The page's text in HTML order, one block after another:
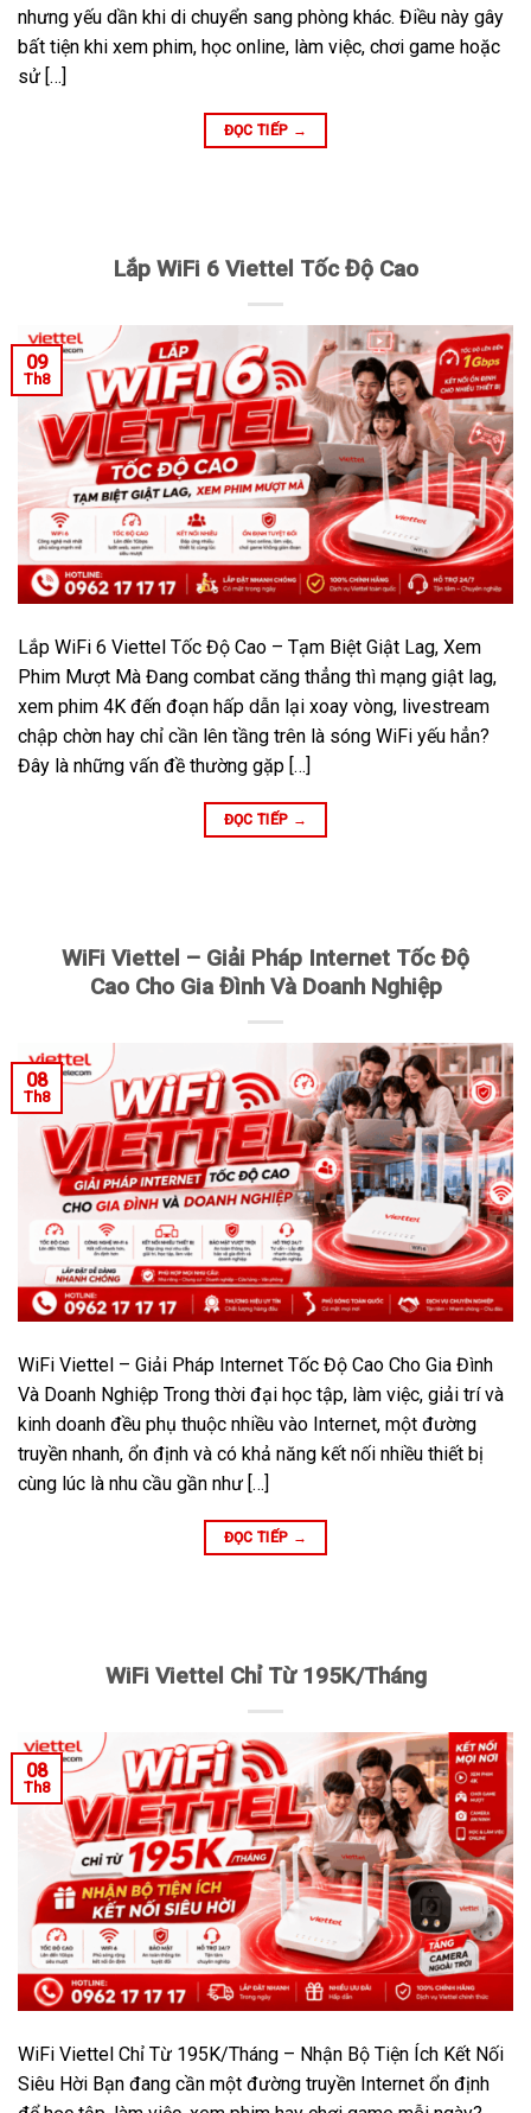
nhưng yếu dần khi di chuyển sang phòng khác. Điều này gây
bất tiện khi xem phim, học online, làm việc, chơi game hoặc
sử […]
ĐỌC TIẾP →
Lắp WiFi 6 Viettel Tốc Độ Cao
09
Th8
Lắp WiFi 6 Viettel Tốc Độ Cao – Tạm Biệt Giật Lag, Xem
Phim Mượt Mà Đang combat căng thẳng thì mạng giật lag,
xem phim 4K đến đoạn hấp dẫn lại xoay vòng, livestream
chập chờn hay chỉ cần lên tầng trên là sóng WiFi yếu hẳn?
Đây là những vấn đề thường gặp […]
ĐỌC TIẾP →
WiFi Viettel – Giải Pháp Internet Tốc Độ
Cao Cho Gia Đình Và Doanh Nghiệp
08
Th8
WiFi Viettel – Giải Pháp Internet Tốc Độ Cao Cho Gia Đình
Và Doanh Nghiệp Trong thời đại học tập, làm việc, giải trí và
kinh doanh đều phụ thuộc nhiều vào Internet, một đường
truyền nhanh, ổn định và có khả năng kết nối nhiều thiết bị
cùng lúc là nhu cầu gần như […]
ĐỌC TIẾP →
WiFi Viettel Chỉ Từ 195K/Tháng
08
Th8
WiFi Viettel Chỉ Từ 195K/Tháng – Nhận Bộ Tiện Ích Kết Nối
Siêu Hời Bạn đang cần một đường truyền Internet ổn định